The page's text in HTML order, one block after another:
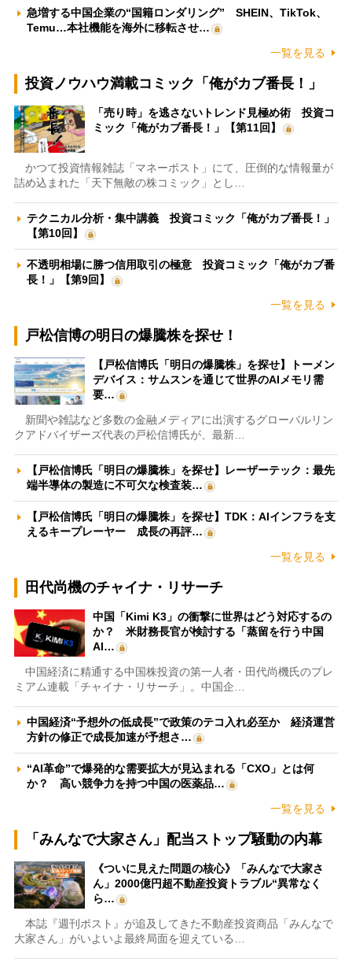
急増する中国企業の“国籍ロンダリング” SHEIN、TikTok、
Temu…本社機能を海外に移転させ…
一覧を見る
投資ノウハウ満載コミック「俺がカブ番長！」
「売り時」を逃さないトレンド見極め術 投資コ
ミック「俺がカブ番長！」【第11回】
かつて投資情報雑誌「マネーポスト」にて、圧倒的な情報量が
詰め込まれた「天下無敵の株コミック」とし…
テクニカル分析・集中講義 投資コミック「俺がカブ番長！」
【第10回】
不透明相場に勝つ信用取引の極意 投資コミック「俺がカブ番
長！」【第9回】
一覧を見る
戸松信博の明日の爆騰株を探せ！
【戸松信博氏「明日の爆騰株」を探せ】トーメン
デバイス：サムスンを通じて世界のAIメモリ需
要…
新聞や雑誌など多数の金融メディアに出演するグローバルリン
クアドバイザーズ代表の戸松信博氏が、最新…
【戸松信博氏「明日の爆騰株」を探せ】レーザーテック：最先
端半導体の製造に不可欠な検査装…
【戸松信博氏「明日の爆騰株」を探せ】TDK：AIインフラを支
えるキープレーヤー 成長の再評…
一覧を見る
田代尚機のチャイナ・リサーチ
中国「Kimi K3」の衝撃に世界はどう対応するの
か？ 米財務長官が検討する「蒸留を行う中国
AI…
中国経済に精通する中国株投資の第一人者・田代尚機氏のプレ
ミアム連載「チャイナ・リサーチ」。中国企…
中国経済“予想外の低成長”で政策のテコ入れ必至か 経済運営
方針の修正で成長加速が予想さ…
“AI革命”で爆発的な需要拡大が見込まれる「CXO」とは何
か？ 高い競争力を持つ中国の医薬品…
一覧を見る
「みんなで大家さん」配当ストップ騒動の内幕
《ついに見えた問題の核心》「みんなで大家さ
ん」2000億円超不動産投資トラブル“異常なく
ら…
本誌『週刊ポスト』が追及してきた不動産投資商品「みんなで
大家さん」がいよいよ最終局面を迎えている…